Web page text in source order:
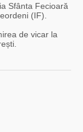
Sfânta Fecioară
(IF).
de vicar la